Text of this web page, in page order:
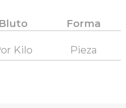
Bluto Forma
Kilo Pieza